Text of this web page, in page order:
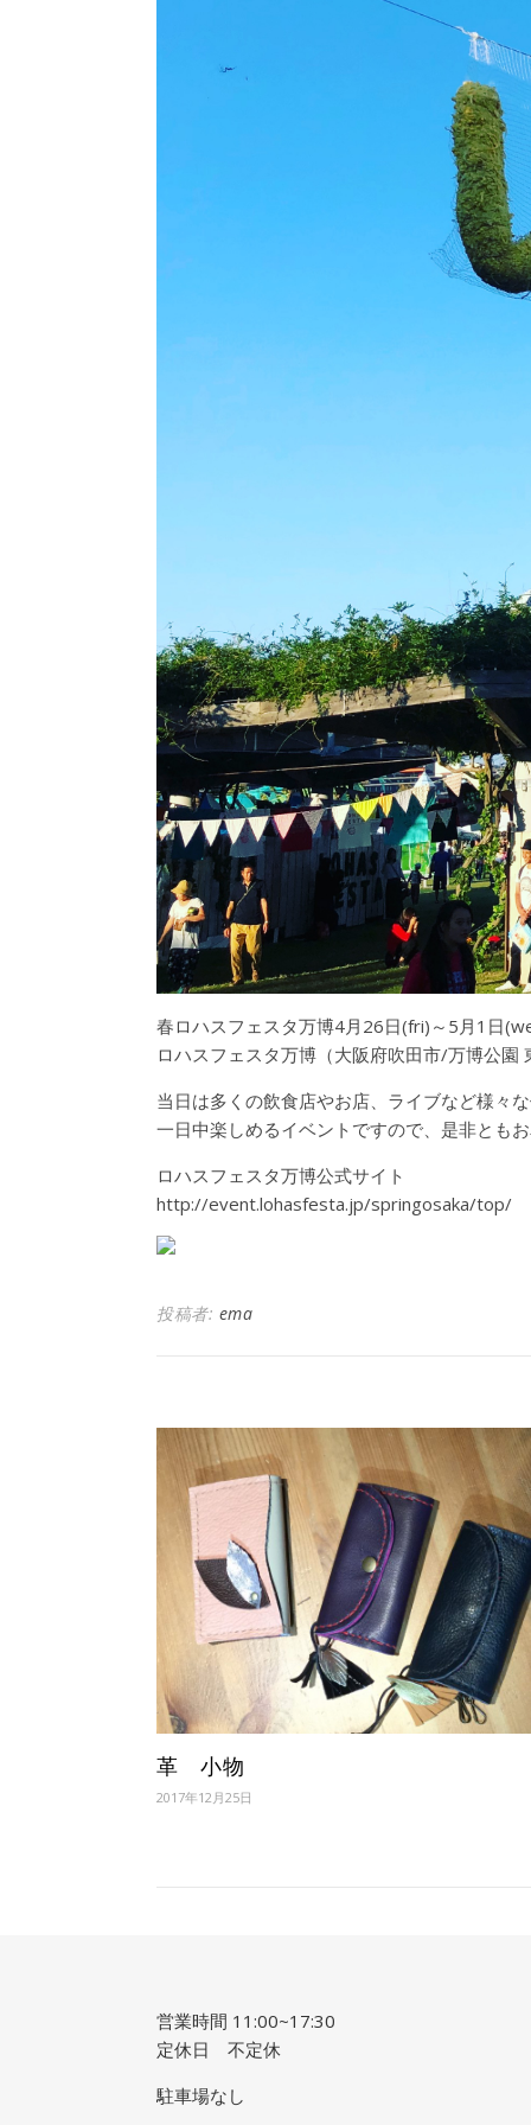
春ロハスフェスタ万博4月26日(fri)～5月1日
ロハスフェスタ万博（大阪府吹田市/万博公園
当日は多くの飲食店やお店、ライブなど様々
一日中楽しめるイベントですので、是非とも
ロハスフェスタ万博公式サイト
http://event.lohasfesta.jp/springosaka/top/
投稿者: ema
革 小物
2017年12月25日
営業時間 11:00~17:30
定休日 不定休
駐車場なし